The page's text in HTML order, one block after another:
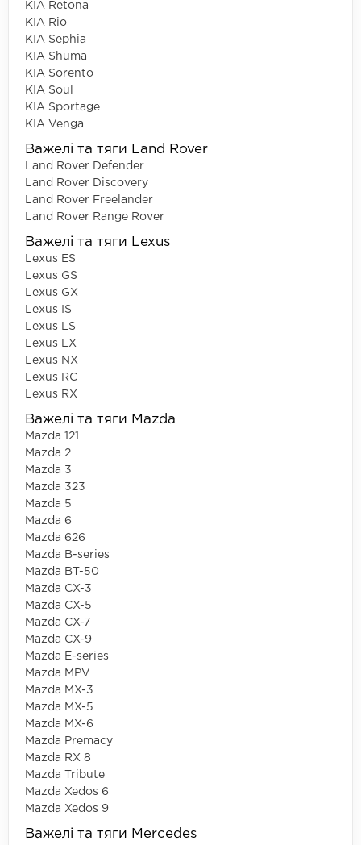
KIA Retona
KIA Rio
KIA Sephia
KIA Shuma
KIA Sorento
KIA Soul
KIA Sportage
KIA Venga
Важелі та тяги Land Rover
Land Rover Defender
Land Rover Discovery
Land Rover Freelander
Land Rover Range Rover
Важелі та тяги Lexus
Lexus ES
Lexus GS
Lexus GX
Lexus IS
Lexus LS
Lexus LX
Lexus NX
Lexus RC
Lexus RX
Важелі та тяги Mazda
Mazda 121
Mazda 2
Mazda 3
Mazda 323
Mazda 5
Mazda 6
Mazda 626
Mazda B-series
Mazda BT-50
Mazda CX-3
Mazda CX-5
Mazda CX-7
Mazda CX-9
Mazda E-series
Mazda MPV
Mazda MX-3
Mazda MX-5
Mazda MX-6
Mazda Premacy
Mazda RX 8
Mazda Tribute
Mazda Xedos 6
Mazda Xedos 9
Важелі та тяги Mercedes